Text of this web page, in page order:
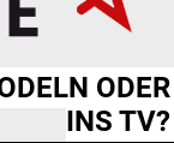
ODER
INS TV?